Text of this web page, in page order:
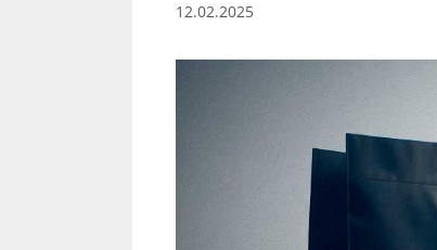
12.02.2025